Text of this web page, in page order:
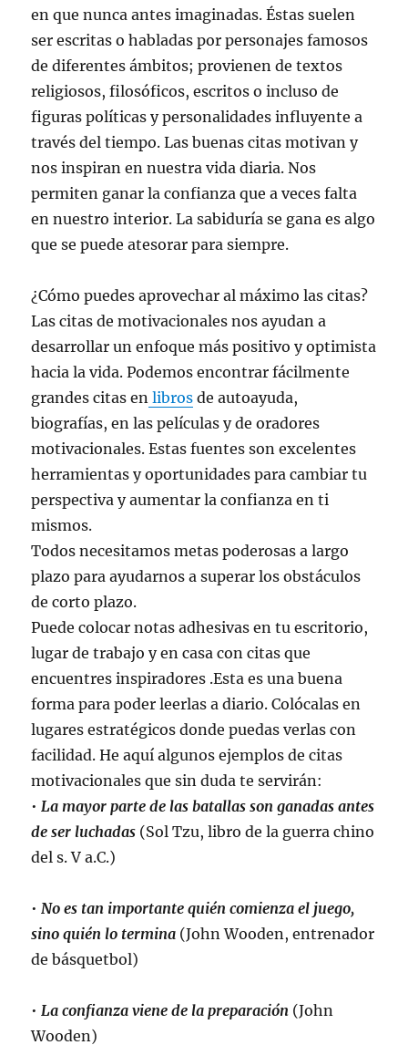
en que nunca antes imaginadas. Éstas suelen
ser escritas o habladas por personajes famosos
de diferentes ámbitos; provienen de textos
religiosos, filosóficos, escritos o incluso de
figuras políticas y personalidades influyente a
través del tiempo. Las buenas citas motivan y
nos inspiran en nuestra vida diaria. Nos
permiten ganar la confianza que a veces falta
en nuestro interior. La sabiduría se gana es algo
que se puede atesorar para siempre.
¿Cómo puedes aprovechar al máximo las citas?
Las citas de motivacionales nos ayudan a
desarrollar un enfoque más positivo y optimista
hacia la vida. Podemos encontrar fácilmente
grandes citas en libros de autoayuda,
biografías, en las películas y de oradores
motivacionales. Estas fuentes son excelentes
herramientas y oportunidades para cambiar tu
perspectiva y aumentar la confianza en ti
mismos.
Todos necesitamos metas poderosas a largo
plazo para ayudarnos a superar los obstáculos
de corto plazo.
Puede colocar notas adhesivas en tu escritorio,
lugar de trabajo y en casa con citas que
encuentres inspiradores .Esta es una buena
forma para poder leerlas a diario. Colócalas en
lugares estratégicos donde puedas verlas con
facilidad. He aquí algunos ejemplos de citas
motivacionales que sin duda te servirán:
•La mayor parte de las batallas son ganadas antes
de ser luchadas (Sol Tzu, libro de la guerra chino
del s. V a.C.)
• No es tan importante quién comienza el juego,
sino quién lo termina (John Wooden, entrenador
de básquetbol)
• La confianza viene de la preparación (John
Wooden)